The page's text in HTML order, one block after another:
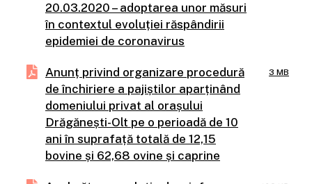
20.03.2020 – adoptarea unor măsuri
în contextul evoluției răspândirii
epidemiei de coronavirus
Anunț privind organizare procedură
de închiriere a pajiștilor aparținând
domeniului privat al orașului
Drăgănești-Olt pe o perioadă de 10
ani în suprafață totală de 12,15
bovine și 62,68 ovine și caprine
3 MB